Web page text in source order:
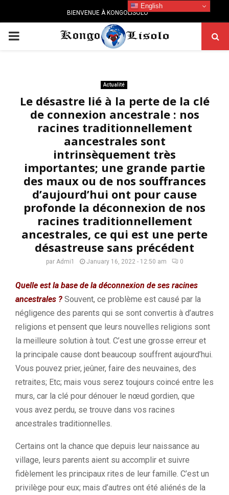
BIENVENUE À KONGOLISOLO
PRIMARY
Actualité
Le désastre lié à la perte de la clé
de connexion ancestrale : nos
racines traditionnellement
aancestrales sont
intrinsèquement très
importantes; une grande partie
des maux ou de nos souffrances
d’aujourd’hui ont pour cause
profonde la déconnexion de nos
racines traditionnellement
ancestrales, ce qui est une perte
désastreuse sans précédent
par Admi1 January 16, 2022 - 12:50 am 0
Quelle est la base de la déconnexion de ses racines
ancestrales ? Souvent, ce problème est causé par la
négligence des parents qui se sont convertis à d’autres
religions et pensent que leurs nouvelles religions sont
la meilleure solution à tout. C’est une grosse erreur et
la principale cause dont beaucoup souffrent aujourd’hui.
Vous pouvez prier, jeûner, faire des neuvaines, des
retraites; Etc; mais vous serez toujours coincé entre les
murs, car la clé pour dénouer le nœud gordien, que
vous avez perdu, se trouve dans vos racines
ancestrales traditionnelles.
Certains ont la chance que depuis leur naissance au
village, leurs parents aient su accomplir et suivre
fidèlement les principaux rites de leur famille. C’est un
privilège pour eux; mais d’autres ont été aliénés de la
English